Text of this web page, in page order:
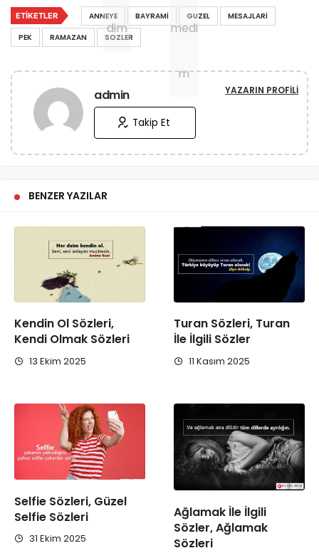
ETIKETLER ANNEYE BAYRAMI GUZEL
MESAJLARI
PEK
RAMAZAN SOZLER
admin YAZARIN PROFILI
Takip Et
BENZER YAZILAR
Kendin Ol Sözleri,
Kendi Olmak Sözleri
13 Ekim 2025
Turan Sözleri, Turan
İle İlgili Sözler
11 Kasım 2025
Selfie Sözleri, Güzel
Selfie Sözleri
31 Ekim 2025
Ağlamak İle İlgili
Sözler, Ağlamak
Sözleri